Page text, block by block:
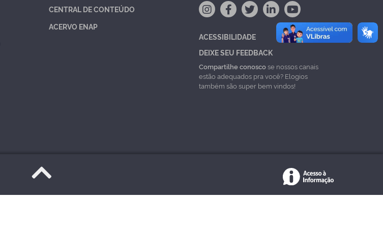
CENTRAL DE CONTEÚDO
ACERVO ENAP
ACESSIBILIDADE
DEIXE SEU FEEDBACK
Compartilhe conoscose nossos canais
estão adequados pra você? Elogios
também são super bem vindos!